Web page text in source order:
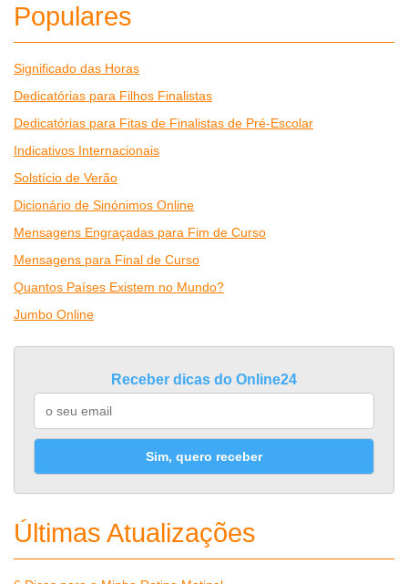
Populares
Significado das Horas
Dedicatórias para Filhos Finalistas
Dedicatórias para Fitas de Finalistas de Pré-Escolar
Indicativos Internacionais
Solstício de Verão
Dicionário de Sinónimos Online
Mensagens Engraçadas para Fim de Curso
Mensagens para Final de Curso
Quantos Países Existem no Mundo?
Jumbo Online
Receber dicas do Online24
Sim, quero receber
Últimas Atualizações